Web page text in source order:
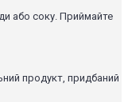
або соку. Приймайте
продукт, придбаний